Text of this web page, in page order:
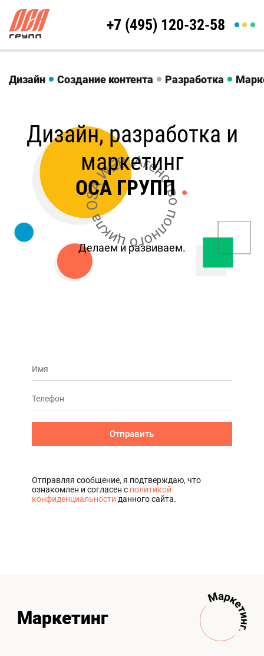
+7 (495) 120-32-58
Дизайн Создание контента Разработка
Дизайн, разработка и
маркетинг
ОСА ГРУПП .
Делаем и развиваем.
Отправить
Отправляя сообщение, я подтверждаю, что
ознакомлен и согласен с политикой
конфиденциальности данного сайта.
Маркетинг